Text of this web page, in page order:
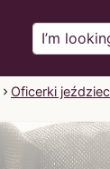
Oficerki